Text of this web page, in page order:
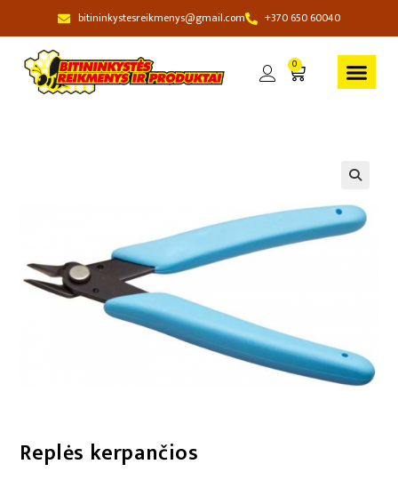
bitininkystesreikmenys@gmail.com +370 650 60040
0
Replės kerpančios